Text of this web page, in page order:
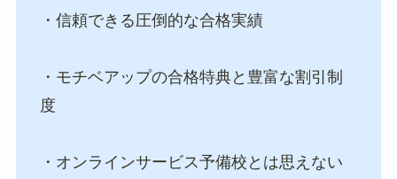
・信頼できる圧倒的な合格実績
・モチベアップの合格特典と豊富な割引制
度
・オンラインサービス予備校とは思えない